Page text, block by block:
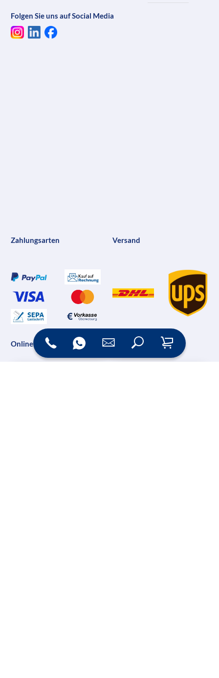
Folgen Sie uns auf Social Media
Zahlungsarten Versand
Online Shop